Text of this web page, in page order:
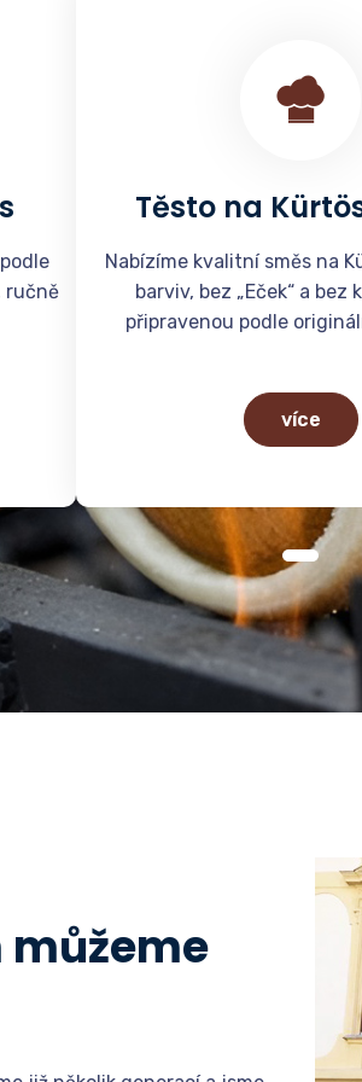
ručně
Těsto na
Nabízíme kvalitní směs na
barviv, bez „Eček“ a bez
připravenou podle
více
můžeme